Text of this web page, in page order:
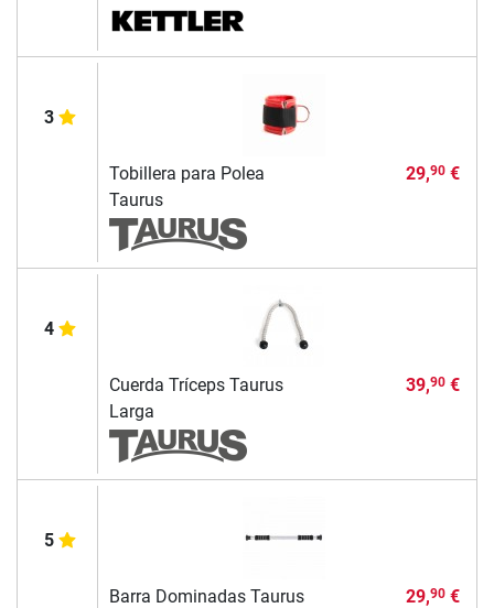
3
Tobillera para Polea
Taurus
29,90€
4
Cuerda Tríceps Taurus
Larga
39,90€
5
Barra Dominadas Taurus
29,90€